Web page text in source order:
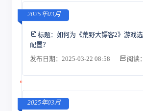
2025年03月
标题： 如何为《荒野大镖客2》游戏
配置？
发布日期：2025-03-22 08:58
阅读
2025年03月